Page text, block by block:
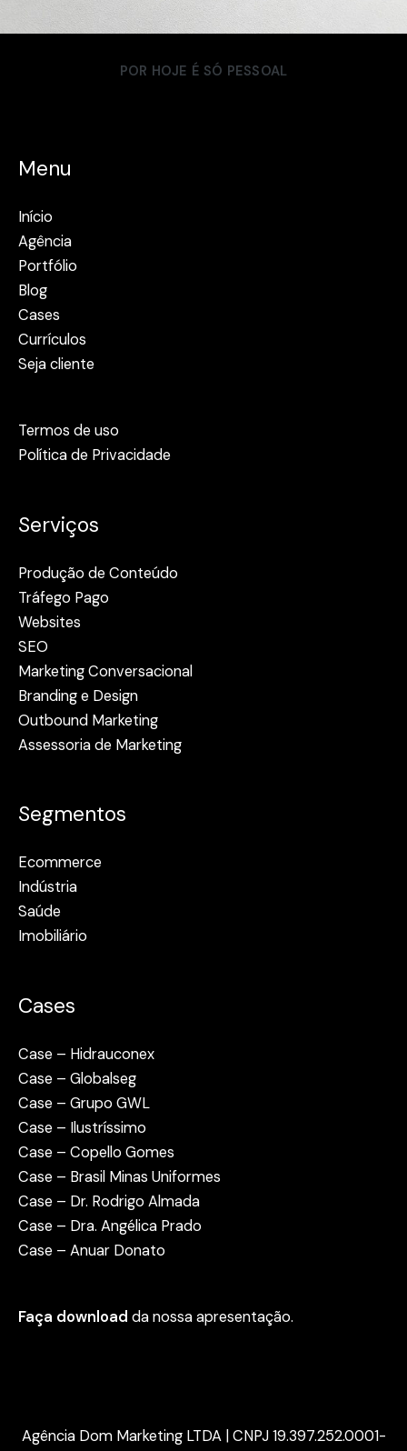
POR HOJE É SÓ PESSOAL
Menu
Início
Agência
Portfólio
Blog
Cases
Currículos
Seja cliente
Termos de uso
Política de Privacidade
Serviços
Produção de Conteúdo
Tráfego Pago
Websites
SEO
Marketing Conversacional
Branding e Design
Outbound Marketing
Assessoria de Marketing
Segmentos
Ecommerce
Indústria
Saúde
Imobiliário
Cases
Case – Hidrauconex
Case – Globalseg
Case – Grupo GWL
Case – Ilustríssimo
Case – Copello Gomes
Case – Brasil Minas Uniformes
Case – Dr. Rodrigo Almada
Case – Dra. Angélica Prado
Case – Anuar Donato
Faça download da nossa apresentação.
Agência Dom Marketing LTDA | CNPJ 19.397.252.0001-